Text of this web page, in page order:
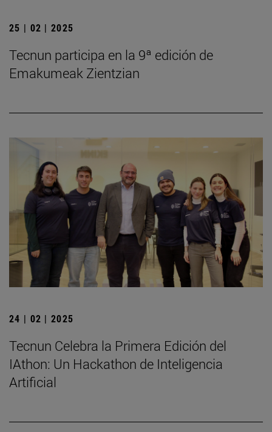
25 | 02 | 2025
Tecnun participa en la 9ª edición de
Emakumeak Zientzian
24 | 02 | 2025
Tecnun Celebra la Primera Edición del
IAthon: Un Hackathon de Inteligencia
Artificial